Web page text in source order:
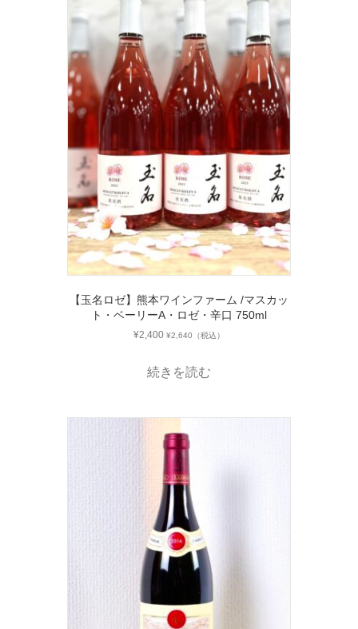
【玉名ロゼ】熊本ワインファーム /マスカッ
ト・ベーリーA・ロゼ・辛口 750ml
¥2,400 ¥2,640 （税込）
続きを読む